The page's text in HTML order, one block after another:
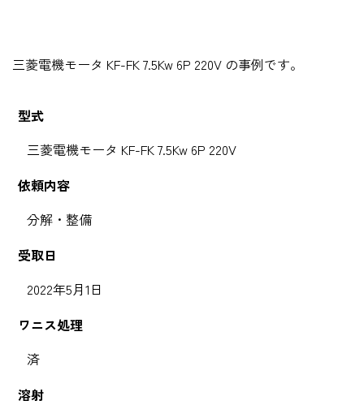
三菱電機モータ KF-FK 7.5Kw 6P 220V の事例です。
型式
三菱電機モータ KF-FK 7.5Kw 6P 220V
依頼内容
分解・整備
受取日
2022年5月1日
ワニス処理
済
溶射